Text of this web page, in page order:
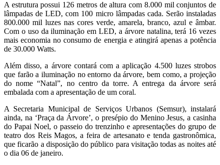
A estrutura possui 126 metros de altura com 8.000 mil conjuntos de
lâmpadas de LED, com 100 micro lâmpadas cada. Serão instaladas
800.000 mil luzes nas cores verde, amarela, branco, azul e âmbar.
Com o uso da iluminação em LED, a árvore natalina, terá 16 vezes
mais economia no consumo de energia e atingirá apenas a potência
de 30.000 Watts.
Além disso, a árvore contará com a aplicação 4.500 luzes strobos
que farão a iluminação no entorno da árvore, bem como, a projeção
do nome “Natal”, no centro da torre. A entrega da árvore será
embalada com a apresentação de um coral.
A Secretaria Municipal de Serviços Urbanos (Semsur), instalará
ainda, na ‘Praça da Árvore’, o presépio do Menino Jesus, a casinha
do Papai Noel, o passeio do trenzinho e apresentações do grupo de
teatro dos Reis Magos, a feira de artesanato e tenda gastronômica,
que ficarão a disposição do público para visitação todas as noites até
o dia 06 de janeiro.